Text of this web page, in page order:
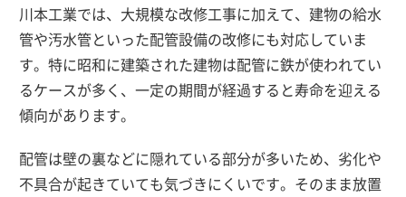
川本工業では、大規模な改修工事に加えて、建物の給水
管や汚水管といった配管設備の改修にも対応していま
す。特に昭和に建築された建物は配管に鉄が使われてい
るケースが多く、一定の期間が経過すると寿命を迎える
傾向があります。
配管は壁の裏などに隠れている部分が多いため、劣化や
不具合が起きていても気づきにくいです。そのまま放置